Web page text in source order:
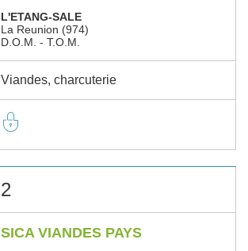
L'ETANG-SALE
La Reunion (974)
D.O.M. - T.O.M.
Viandes, charcuterie
2
SICA VIANDES PAYS